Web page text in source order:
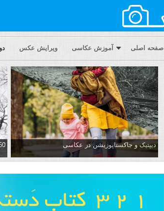
صفحه اصلی آموزش عکاسی ویرایش عکس
دیپتیک و جاکستا‌پوزیشن در عکاسی 60 نمونه عکس سبک